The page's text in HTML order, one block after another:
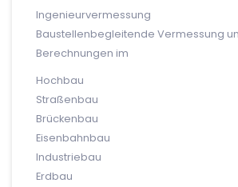
Ingenieurvermessung
Baustellenbegleitende Vermessung
Berechnungen im
Hochbau
Straßenbau
Brückenbau
Eisenbahnbau
Industriebau
Erdbau